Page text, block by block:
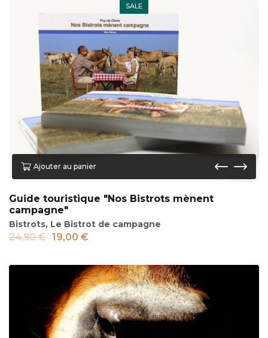
SALE
Ajouter au panier
Guide touristique "Nos Bistrots mènent
campagne"
Bistrots, Le Bistrot de campagne
24,90€ 19,00 €